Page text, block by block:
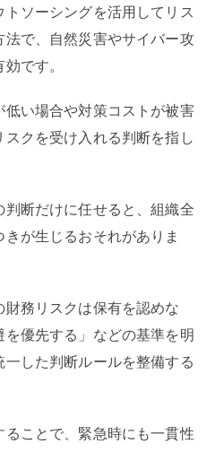
トソーシングを活用してリス
法で、自然災害やサイバー攻
です。
低い場合や対策コストが被害
クを受け入れる判断を指し
判断だけに任せると、組織全
が生じるおそれがありま
務リスクは保有を認めな
優先する」などの基準を明
した判断ルールを整備する
ることで、緊急時にも一貫性